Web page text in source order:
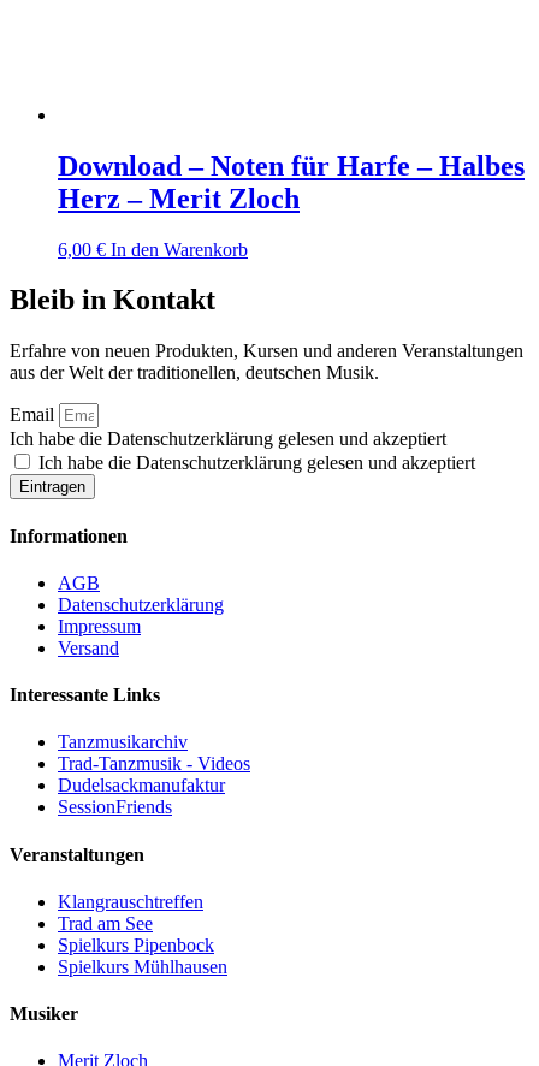
Download – Noten für Harfe – Halbes
Herz – Merit Zloch
6,00 € In den Warenkorb
Bleib in Kontakt
Erfahre von neuen Produkten, Kursen und anderen Veranstaltungen
aus der Welt der traditionellen, deutschen Musik.
Email
Ich habe die Datenschutzerklärung gelesen und akzeptiert
Ich habe die Datenschutzerklärung gelesen und akzeptiert
Eintragen
Informationen
AGB
Datenschutzerklärung
Impressum
Versand
Interessante Links
Tanzmusikarchiv
Trad-Tanzmusik - Videos
Dudelsackmanufaktur
SessionFriends
Veranstaltungen
Klangrauschtreffen
Trad am See
Spielkurs Pipenbock
Spielkurs Mühlhausen
Musiker
Merit Zloch